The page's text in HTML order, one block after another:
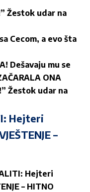
Žestok udar na
Cecom, a evo šta
Dešavaju mu se
ONA
Žestok udar na
Hejteri
–
Hejteri
– HITNO